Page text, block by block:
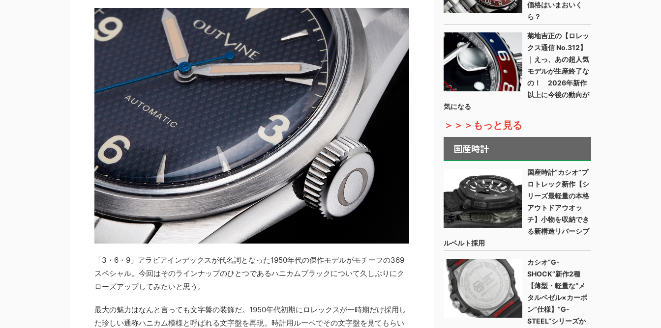
「3・6・9」アラビアインデックスが代名詞となった1950年代の傑作モデルがモチーフの369
スペシャル。今回はそのラインナップのひとつであるハニカムブラックについて久しぶりにク
ローズアップしてみたいと思う。
最大の魅力はなんと言っても文字盤の装飾だ。1950年代初期にロレックスが一時期だけ採用し
た珍しい通称ハニカム模様と呼ばれる文字盤を再現。時計用ルーペでその文字盤を見てもらい
価格はいまおいく
ら？
菊地吉正の【ロレッ
クス通信 No.312】
｜えっ、あの超人気
モデルが生産終了な
の！ 2026年新作
以上に今後の動向が
気になる
＞＞＞もっと見る
国産時計
国産時計“カシオ”プ
ロトレック新作【シ
リーズ最軽量の本格
アウトドアウオッ
チ】小物を収納でき
る新構造リバーシブ
ルベルト採用
カシオ“G-
SHOCK”新作2種
【薄型・軽量な“メ
タルベゼル×カーボ
ン”仕様】“G-
STEEL”シリーズか